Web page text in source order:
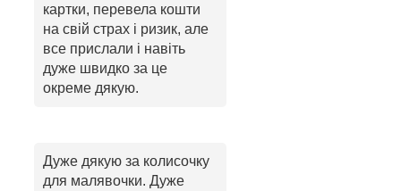
картки, перевела кошти
на свій страх і ризик, але
все прислали і навіть
дуже швидко за це
окреме дякую.
Дуже дякую за колисочку
для малявочки. Дуже